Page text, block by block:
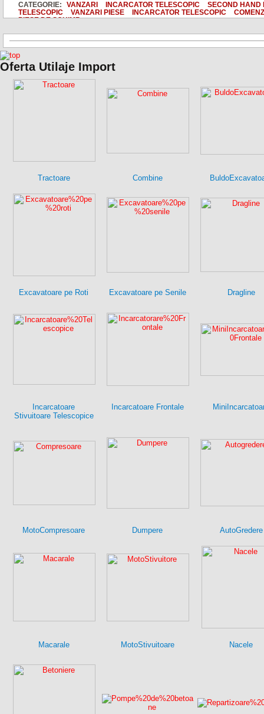
CATEGORIE: VANZARI INCARCATOR TELESCOPIC
SECOND HAND
TELESCOPIC
VANZARI PIESE INCARCATOR TELESCOPIC
PIESE DE SCHIMB
Oferta Utilaje Import
Tractoare Combine
Excavatoare pe Roti Excavatoare pe Senile Dragline
Incarcatoare
Stivuitoare Telescopice
Incarcatoare Frontale
MotoCompresoare Dumpere AutoGredere
Macarale MotoStivuitoare Nacele